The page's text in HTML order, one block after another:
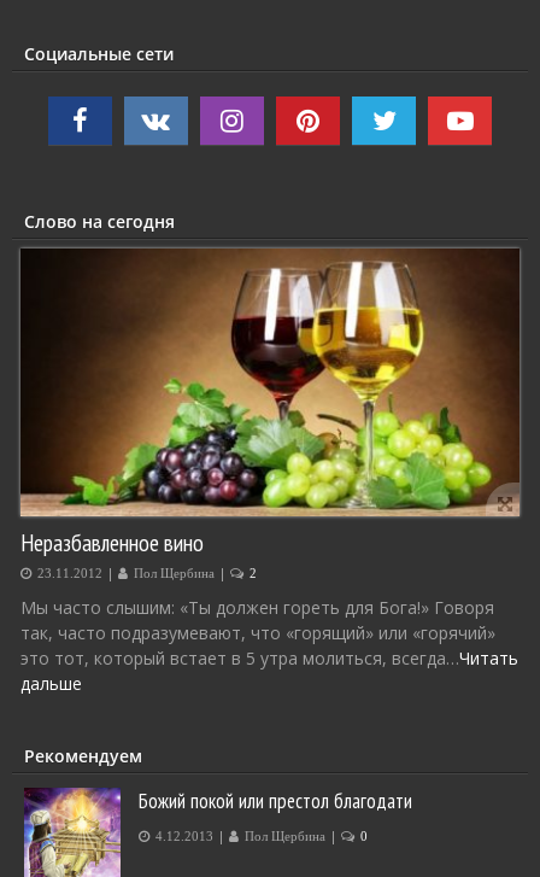
Социальные сети
Слово на сегодня
Неразбавленное вино
23.11.2012 | Пол Щербина | 2
Мы часто слышим: «Ты должен гореть для Бога!» Говоря
так, часто подразумевают, что «горящий» или «горячий»
это тот, который встает в 5 утра молиться, всегда…Читать
дальше
Рекомендуем
Божий покой или престол благодати
4.12.2013 | Пол Щербина | 0